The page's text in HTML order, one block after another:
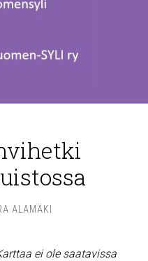
ALAMÄKI
ei ole saatavissa